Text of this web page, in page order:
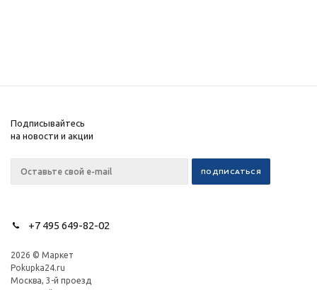
Подписывайтесь
на новости и акции
+7 495 649-82-02
2026 © Маркет
Pokupka24.ru
Москва, 3-й проезд